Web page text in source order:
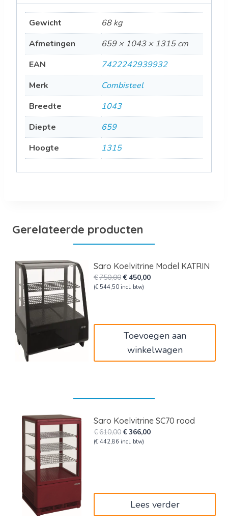
Gewicht
68 kg
Afmetingen
659 × 1043 × 1315 cm
EAN
7422242939932
Merk
Combisteel
Breedte
1043
Diepte
659
Hoogte
1315
Gerelateerde producten
Saro Koelvitrine Model KATRIN
€750,00Oorspronkelijke
prijs
€450,00Huidige
(€ 544,50 incl. btw)
Toevoegen aan
winkelwagen
Saro Koelvitrine SC70 rood
€610,00Oorspronkelijke
prijs
€366,00Huidige
(€ 442,86 incl. btw)
Lees verder